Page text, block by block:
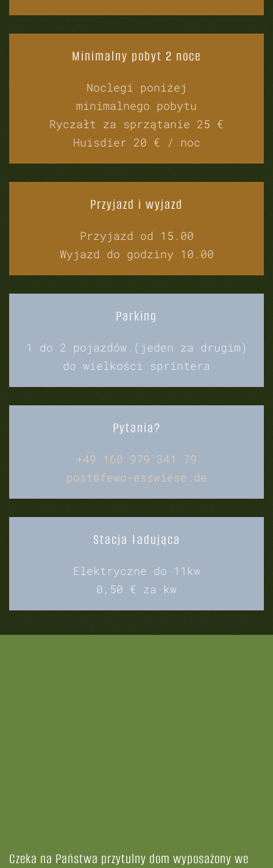
Minimalny pobyt 2 noce
Noclegi poniżej
minimalnego pobytu
Ryczałt za sprzątanie 25 €
Huisdier 20 € / noc
Przyjazd i wyjazd
Przyjazd od 15.00
Wyjazd do godziny 10.00
Parking
1 do 2 pojazdów (jeden za drugim)
do wielkości sprintera
Pytania?
+49 160 979 341 79
post@fewo-esswiese.de
Stacja ładująca
Elektryczne do 11kw
0,50 € za kw
Czeka na Państwa przytulny dom wyposażony we